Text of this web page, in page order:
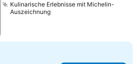
Kulinarische Erlebnisse mit Michelin-
Auszeichnung